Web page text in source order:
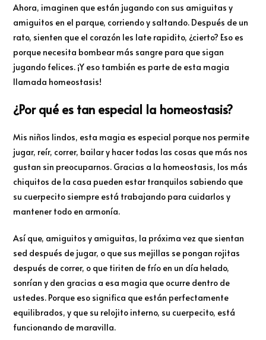
Ahora, imaginen que están jugando con sus amiguitas y
amiguitos en el parque, corriendo y saltando. Después de un
rato, sienten que el corazón les late rapidito, ¿cierto? Eso es
porque necesita bombear más sangre para que sigan
jugando felices. ¡Y eso también es parte de esta magia
llamada homeostasis!
¿Por qué es tan especial la homeostasis?
Mis niños lindos, esta magia es especial porque nos permite
jugar, reír, correr, bailar y hacer todas las cosas que más nos
gustan sin preocuparnos. Gracias a la homeostasis, los más
chiquitos de la casa pueden estar tranquilos sabiendo que
su cuerpecito siempre está trabajando para cuidarlos y
mantener todo en armonía.
Así que, amiguitos y amiguitas, la próxima vez que sientan
sed después de jugar, o que sus mejillas se pongan rojitas
después de correr, o que tiriten de frío en un día helado,
sonrían y den gracias a esa magia que ocurre dentro de
ustedes. Porque eso significa que están perfectamente
equilibrados, y que su relojito interno, su cuerpecito, está
funcionando de maravilla.